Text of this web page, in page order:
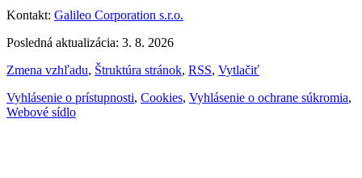
Kontakt: Galileo Corporation s.r.o.
Posledná aktualizácia: 3. 8. 2026
Zmena vzhľadu, Štruktúra stránok, RSS, Vytlačiť
Vyhlásenie o prístupnosti, Cookies, Vyhlásenie o ochrane súkromia,
Webové sídlo